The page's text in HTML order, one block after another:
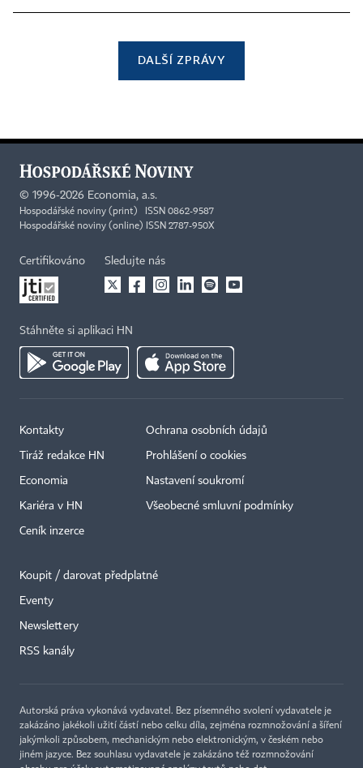
DALŠÍ ZPRÁVY
© 1996-2026 Economia, a.s.
Hospodářské noviny (print) ISSN 0862-9587
Hospodářské noviny (online) ISSN 2787-950X
Certifikováno Sledujte nás
Stáhněte si aplikaci HN
Kontakty
Tiráž redakce HN
Economia
Kariéra v HN
Ceník inzerce
Ochrana osobních údajů
Prohlášení o cookies
Nastavení soukromí
Všeobecné smluvní podmínky
Koupit / darovat předplatné
Eventy
Newslettery
RSS kanály
Autorská práva vykonává vydavatel. Bez písemného svolení vydavatele je
zakázáno jakékoli užití částí nebo celku díla, zejména rozmnožování a šíření
jakýmkoli způsobem, mechanickým nebo elektronickým, v českém nebo
jiném jazyce. Bez souhlasu vydavatele je zakázáno též rozmnožování